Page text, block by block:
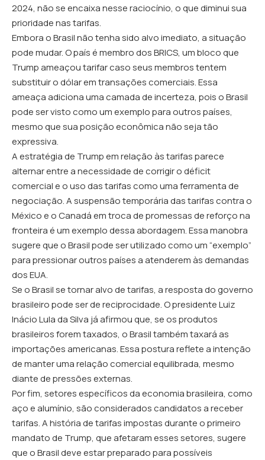
2024, não se encaixa nesse raciocínio, o que diminui sua
prioridade nas tarifas.
Embora o Brasil não tenha sido alvo imediato, a situação
pode mudar. O país é membro dos BRICS, um bloco que
Trump ameaçou tarifar caso seus membros tentem
substituir o dólar em transações comerciais. Essa
ameaça adiciona uma camada de incerteza, pois o Brasil
pode ser visto como um exemplo para outros países,
mesmo que sua posição econômica não seja tão
expressiva.
A estratégia de Trump em relação às tarifas parece
alternar entre a necessidade de corrigir o déficit
comercial e o uso das tarifas como uma ferramenta de
negociação. A suspensão temporária das tarifas contra o
México e o Canadá em troca de promessas de reforço na
fronteira é um exemplo dessa abordagem. Essa manobra
sugere que o Brasil pode ser utilizado como um “exemplo”
para pressionar outros países a atenderem às demandas
dos EUA.
Se o Brasil se tornar alvo de tarifas, a resposta do governo
brasileiro pode ser de reciprocidade. O presidente Luiz
Inácio Lula da Silva já afirmou que, se os produtos
brasileiros forem taxados, o Brasil também taxará as
importações americanas. Essa postura reflete a intenção
de manter uma relação comercial equilibrada, mesmo
diante de pressões externas.
Por fim, setores específicos da economia brasileira, como
aço e alumínio, são considerados candidatos a receber
tarifas. A história de tarifas impostas durante o primeiro
mandato de Trump, que afetaram esses setores, sugere
que o Brasil deve estar preparado para possíveis